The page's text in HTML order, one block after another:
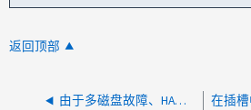
返回顶部
由于多磁盘故障、HA对已关闭